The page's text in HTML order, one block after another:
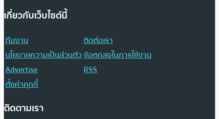
เกี่ยวกับเว็บไซต์นี้
ทีมงาน
ติดต่อเรา
นโยบายความเป็นส่วนตัวข้อตกลงในการใช้งาน
Advertise
RSS
ตั้งค่าคุกกี้
ติดตามเรา